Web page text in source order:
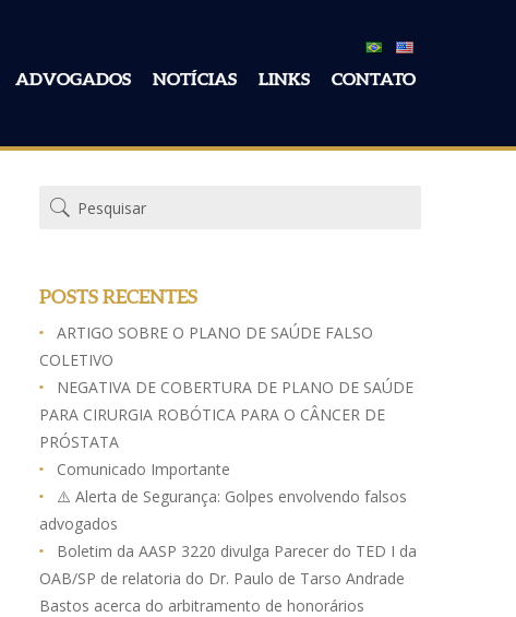
ADVOGADOS NOTÍCIAS LINKS CONTATO
POSTS RECENTES
ARTIGO SOBRE O PLANO DE SAÚDE FALSO
COLETIVO
NEGATIVA DE COBERTURA DE PLANO DE SAÚDE
PARA CIRURGIA ROBÓTICA PARA O CÂNCER DE
PRÓSTATA
Comunicado Importante
⚠️ Alerta de Segurança: Golpes envolvendo falsos
advogados
Boletim da AASP 3220 divulga Parecer do TED I da
OAB/SP de relatoria do Dr. Paulo de Tarso Andrade
Bastos acerca do arbitramento de honorários